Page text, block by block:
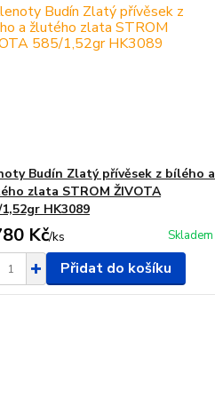
Budín Zlatý přívěsek z bílého a
zlata STROM ŽIVOTA
HK3089
Kč/ks Skladem
Přidat do košíku